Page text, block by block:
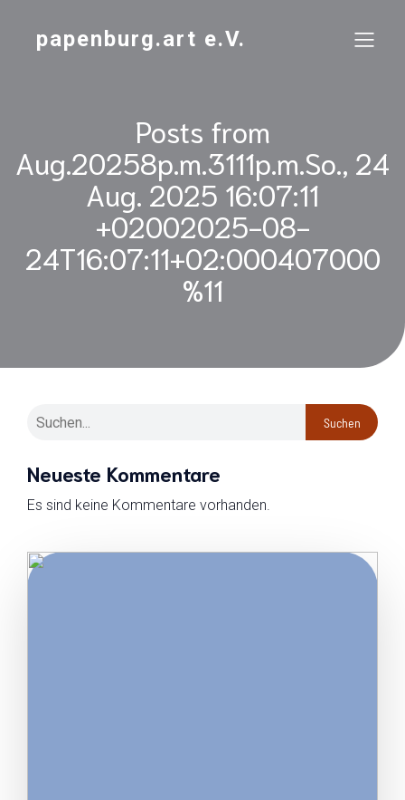
papenburg.art e.V.
Posts from
Aug.20258p.m.3111p.m.So., 24
Aug. 2025 16:07:11
+02002025-08-
24T16:07:11+02:000407000
%11
Suchen
Neueste Kommentare
Es sind keine Kommentare vorhanden.